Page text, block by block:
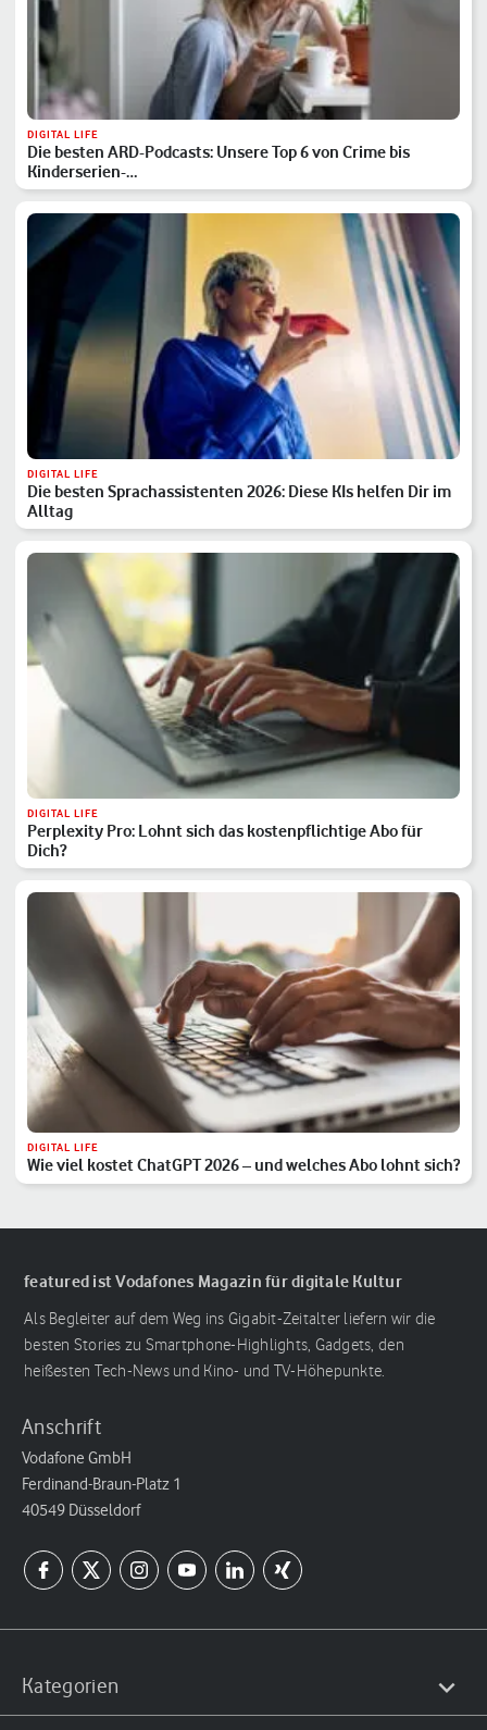
DIGITAL LIFE
Die besten ARD-Podcasts: Unsere Top 6 von Crime bis
Kinderserien-…
DIGITAL LIFE
Die besten Sprachassistenten 2026: Diese KIs helfen Dir im
Alltag
DIGITAL LIFE
Perplexity Pro: Lohnt sich das kostenpflichtige Abo für
Dich?
DIGITAL LIFE
Wie viel kostet ChatGPT 2026 – und welches Abo lohnt sich?
featured ist Vodafones Magazin für digitale Kultur
Als Begleiter auf dem Weg ins Gigabit-Zeitalter liefern wir die
besten Stories zu Smartphone-Highlights, Gadgets, den
heißesten Tech-News und Kino- und TV-Höhepunkte.
Anschrift
Vodafone GmbH
Ferdinand-Braun-Platz 1
40549 Düsseldorf
Kategorien